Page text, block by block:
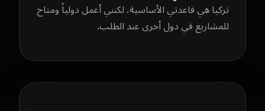
تركيا هي قاعدتي الأساسية، لكنني أعمل دولياً ومتاح
للمشاريع في دول أخرى عند الطلب.